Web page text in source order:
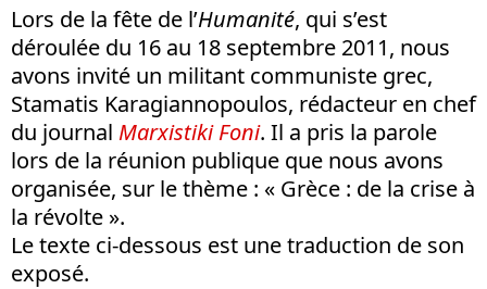
Lors de la fête de l’Humanité, qui s’est
déroulée du 16 au 18 septembre 2011, nous
avons invité un militant communiste grec,
Stamatis Karagiannopoulos, rédacteur en chef
du journal Marxistiki Foni. Il a pris la parole
lors de la réunion publique que nous avons
organisée, sur le thème : « Grèce : de la crise à
la révolte ».
Le texte ci-dessous est une traduction de son
exposé.